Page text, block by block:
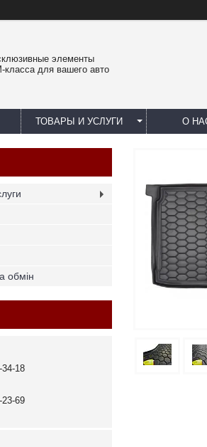
элементы
класса для вашего авто
ТОВАРЫ И УСЛУГИ О
обмін
18
69